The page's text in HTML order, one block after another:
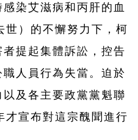
染艾滋病和丙肝的血
世）的不懈努力下，柯
提起集體訴訟，控告
人員行為失當。迫於
及各主要政黨黨魁聯
才宣布對這宗醜聞進行